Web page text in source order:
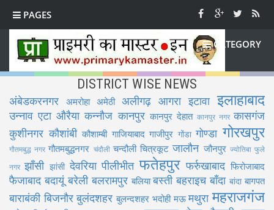
PAGES
CATEGORY
DISTRICT WISE NEWS
अंबेडकरनगर अमरोहा अमेठी अलीगढ़ आगरा इटावा इलाहाबाद
उन्नाव एटा औरैया कन्नौज कानपुर कानपुर देहात कानपुर नगर कासगंज
कुशीनगर कौशांबी कौशाम्बी गाजियाबाद गाजीपुर गोंडा गोण्डा गोरखपुर
गौतमबुद्ध नगर गौतमबुद्धनगर चंदौली चन्दौली चित्रकूट जालौन जौनपुर ज्योतिबा फुले
नगर झाँसी झांसी देवरिया पीलीभीत फतेहपुर फर्रुखाबाद फिरोजाबाद
फैजाबाद बदायूं बरेली बलरामपुर बलिया बस्ती बहराइच बाँदा बांदा बागपत
बाराबंकी बिजनौर बुलंदशहर बुलन्दशहर भदोही मऊ मथुरा महराजगंज